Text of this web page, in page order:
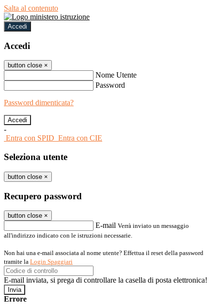
Salta al contenuto
Accedi
Accedi
button close ×
Nome Utente
Password
Password dimenticata?
-
Entra con SPID Entra con CIE
Seleziona utente
button close ×
Recupero password
button close ×
E-mail Verrà inviato un messaggio
all'indirizzo indicato con le istruzioni necessarie.
Non hai una e-mail associata al nome utente? Effettua il reset della password
tramite la Login Spaggiari
E-mail inviata, si prega di controllare la casella di posta elettronica!
Errore